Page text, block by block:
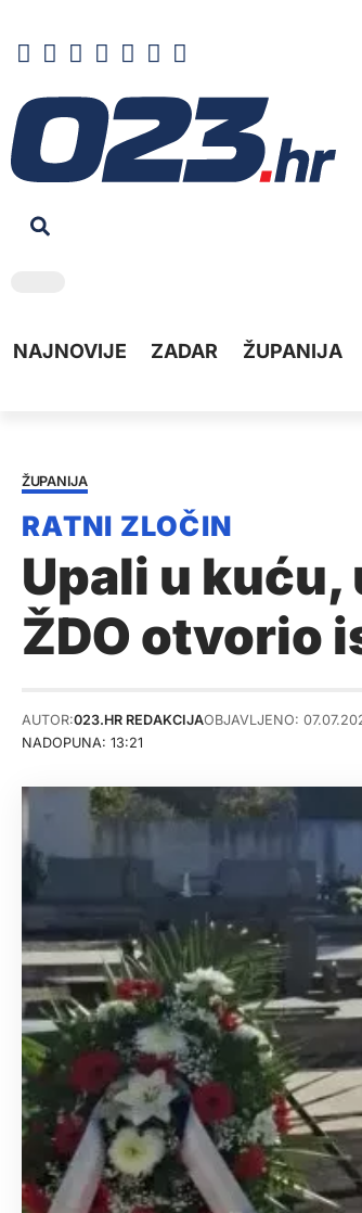
NAJNOVIJE ZADAR ŽUPANIJA
ŽUPANIJA
Upali u
ŽDO otvorio
NADOPUNA: 13:21
AUTOR:023.HR REDAKCIJAOBJAVLJENO: